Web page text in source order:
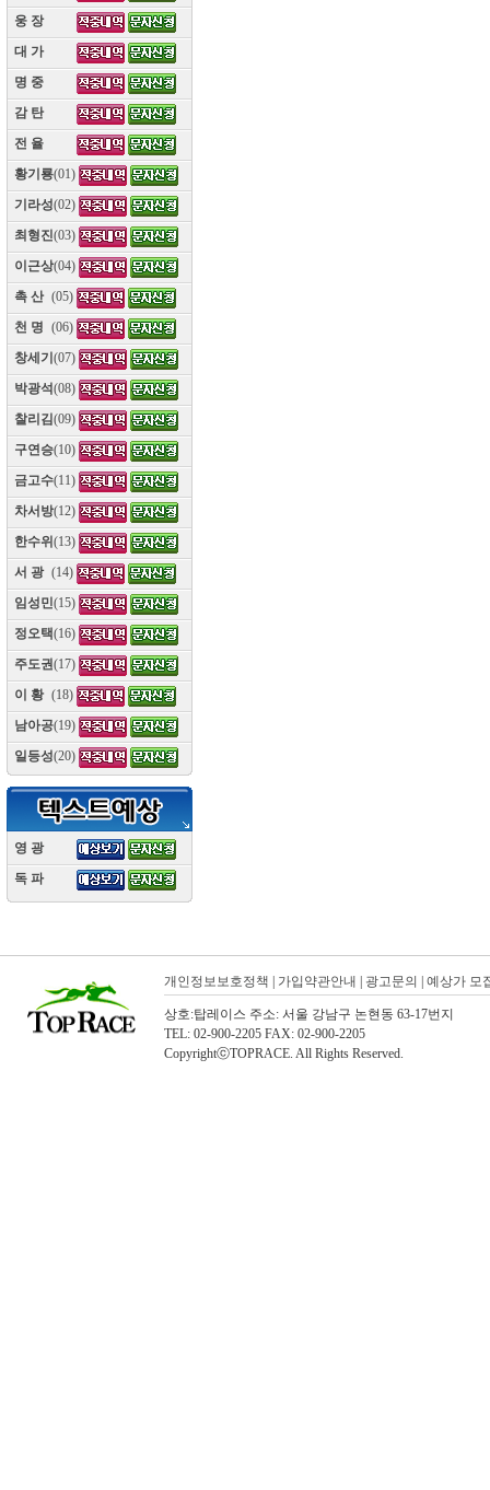
웅 장
대 가
명 중
감 탄
전 율
황기룡(01)
기라성(02)
최형진(03)
이근상(04)
촉 산 (05)
천 명 (06)
창세기 (07)
박광석(08)
찰리김(09)
구연승(10)
금고수(11)
차서방(12)
한수위 (13)
서 광 (14)
임성민(15)
정오택(16)
주도권(17)
이 황 (18)
남아공(19)
일등성(20)
영 광
독 파
개인정보보호정책 가입약관안내 광고문의 예상가 모
상호:탑레이스 주소: 서울 강남구 논현동 63-17번지
TEL: 02-900-2205 FAX: 02-900-2205
CopyrightⓒTOPRACE. All Rights Reserved.